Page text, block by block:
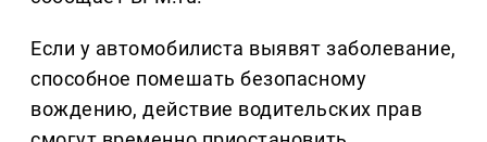
Если у автомобилиста выявят заболевание,
способное помешать безопасному
вождению, действие водительских прав